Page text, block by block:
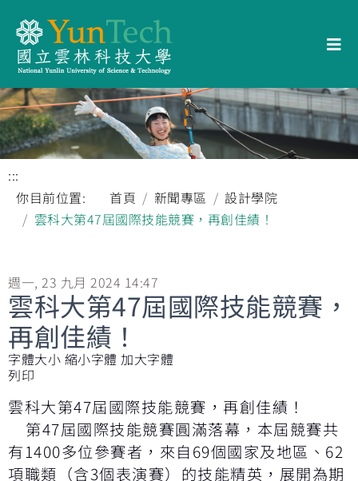
:::
你目前位置:
首頁 新聞專區
設計學院
雲科大第47屆國際技能競賽，再創佳績！
週一, 23 九月 2024 14:47
雲科大第47屆國際技能競賽，
再創佳績！
字體大小 縮小字體 加大字體
列印
雲科大第47屆國際技能競賽，再創佳績！
第47屆國際技能競賽圓滿落幕，本屆競賽共
有1400多位參賽者，來自69個國家及地區、62
項職類（含3個表演賽）的技能精英，展開為期